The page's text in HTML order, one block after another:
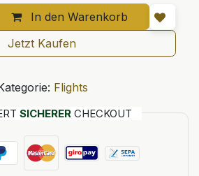
In den Warenkorb
Jetzt Kaufen
Flights
SICHERER CHECKOUT